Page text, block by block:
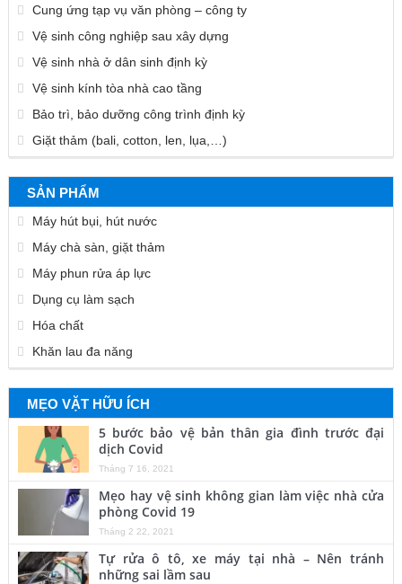
Cung ứng tạp vụ văn phòng – công ty
Vệ sinh công nghiệp sau xây dựng
Vệ sinh nhà ở dân sinh định kỳ
Vệ sinh kính tòa nhà cao tầng
Bảo trì, bảo dưỡng công trình định kỳ
Giặt thảm (bali, cotton, len, lụa,…)
SẢN PHẨM
Máy hút bụi, hút nước
Máy chà sàn, giặt thảm
Máy phun rửa áp lực
Dụng cụ làm sạch
Hóa chất
Khăn lau đa năng
MẸO VẶT HỮU ÍCH
5 bước bảo vệ bản thân gia đình trước đại
dịch Covid
Tháng 7 16, 2021
Mẹo hay vệ sinh không gian làm việc nhà cửa
phòng Covid 19
Tháng 2 22, 2021
Tự rửa ô tô, xe máy tại nhà – Nên tránh
những sai lầm sau